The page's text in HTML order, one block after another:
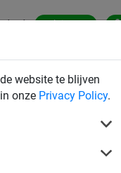
website te blijven
onze Privacy Policy.
Belgium
SPEELTOESTELLEN